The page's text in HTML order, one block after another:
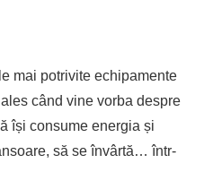
mai potrivite echipamente
când vine vorba despre
își consume energia și
să se învârtă… într-